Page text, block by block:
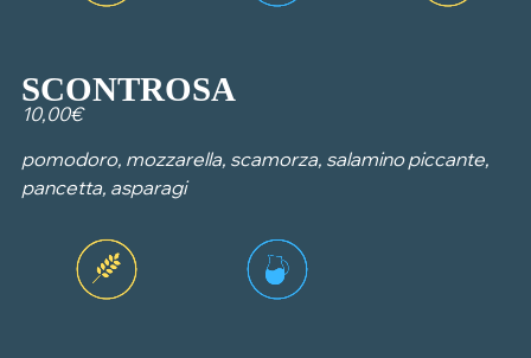
SCONTROSA
10,00€
pomodoro, mozzarella, scamorza, salamino piccante,
pancetta, asparagi